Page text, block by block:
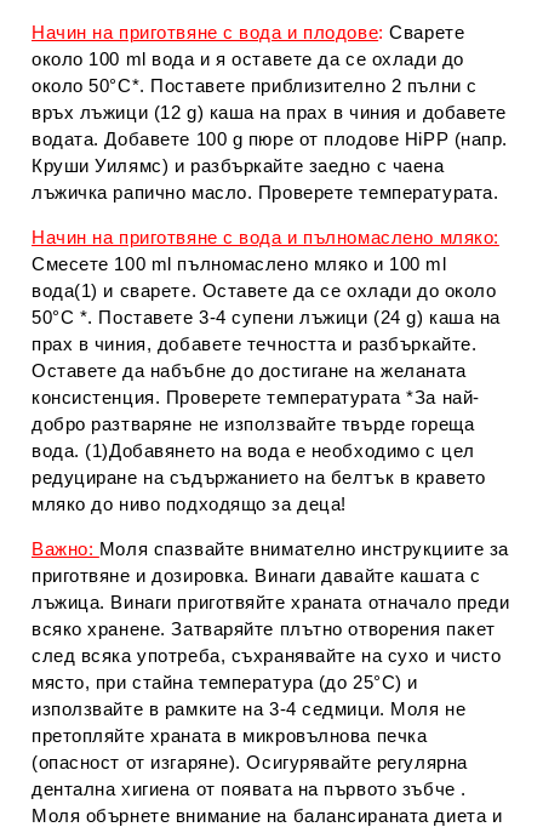
Начин на приготвяне с вода и плодове: Сварете
около 100 ml вода и я оставете да се охлади до
около 50°С*. Поставете приблизително 2 пълни с
връх лъжици (12 g) каша на прах в чиния и добавете
водата. Добавете 100 g пюре от плодове HiPP (напр.
Круши Уилямс) и разбъркайте заедно с чаена
лъжичка рапично масло. Проверете температурата.
Начин на приготвяне с вода и пълномаслено мляко:
Смесете 100 ml пълномаслено мляко и 100 ml
вода(1) и сварете. Оставете да се охлади до около
50°С *. Поставете 3-4 супени лъжици (24 g) каша на
прах в чиния, добавете течността и разбъркайте.
Оставете да набъбне до достигане на желаната
консистенция. Проверете температурата *За най-
добро разтваряне не използвайте твърде гореща
вода. (1)Добавянето на вода е необходимо с цел
редуциране на съдържанието на белтък в кравето
мляко до ниво подходящо за деца!
Важно: Моля спазвайте внимателно инструкциите за
приготвяне и дозировка. Винаги давайте кашата с
лъжица. Винаги приготвяйте храната отначало преди
всяко хранене. Затваряйте плътно отворения пакет
след всяка употреба, съхранявайте на сухо и чисто
място, при стайна температура (до 25°С) и
използвайте в рамките на 3-4 седмици. Моля не
претопляйте храната в микровълнова печка
(опасност от изгаряне). Осигурявайте регулярна
дентална хигиена от появата на първото зъбче .
Моля обърнете внимание на балансираната диета и